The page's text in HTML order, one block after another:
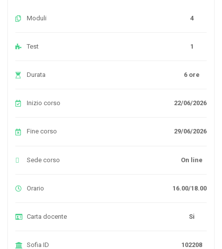
Moduli 4
Test 1
Durata 6 ore
Inizio corso 22/06/2026
Fine corso 29/06/2026
Sede corso On line
Orario 16.00/18.00
Carta docente Si
Sofia ID 102208